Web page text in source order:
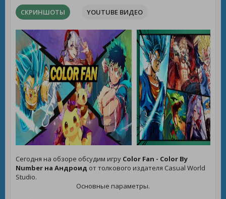
СКРИНШОТЫ YOUTUBE ВИДЕО
Сегодня на обзоре обсудим игру Color Fan - Color By
Number на Андроид от толкового издателя Casual World
Studio.
Основные параметры.